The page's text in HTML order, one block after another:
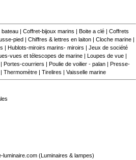
bateau Coffret-bijoux marins Boite a clé
Coffrets
pied Chiffres & lettres en laiton| Cloche marine|
Hublots-miroirs marins- miroirs
Jeux de société
vues et télescopes de marine Loupes de vue
Portes-courriers Poulie de voilier - palan|
Presse-
Thermomètre| Tirelires Vaisselle marine
luminaire.com(Luminaires & lampes)